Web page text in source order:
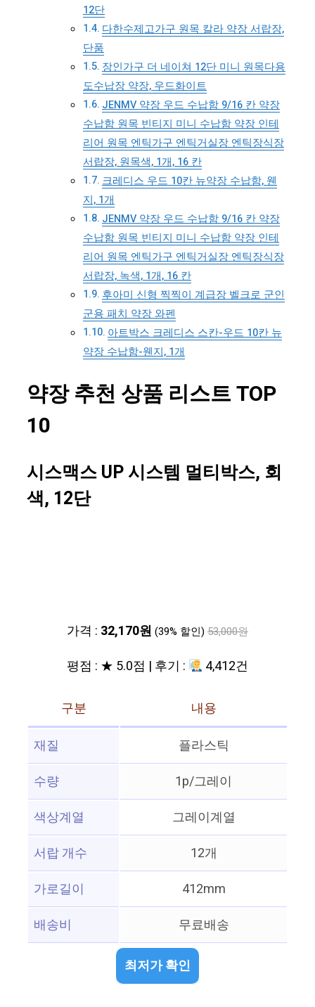
12단
다한수제고가구 원목 칼라 약장 서랍장,
단품
장인가구 더 네이쳐 12단 미니 원목다용
도수납장 약장, 우드화이트
JENMV 약장 우드 수납함 9/16 칸 약장
수납함 원목 빈티지 미니 수납함 약장 인테
리어 원목 엔틱가구 엔틱거실장 엔틱장식장
서랍장, 원목색, 1개, 16 칸
크레디스 우드 10칸 뉴약장 수납함, 웬
지, 1개
JENMV 약장 우드 수납함 9/16 칸 약장
수납함 원목 빈티지 미니 수납함 약장 인테
리어 원목 엔틱가구 엔틱거실장 엔틱장식장
서랍장, 녹색, 1개, 16 칸
후아미 신형 찍찍이 계급장 벨크로 군인
군용 패치 약장 와펜
아트박스 크레디스 스칸-우드 10칸 뉴
약장 수납함-웬지, 1개
약장 추천 상품 리스트 TOP
10
시스맥스 UP 시스템 멀티박스, 회
색, 12단
가격 : 32,170원 (39% 할인) 53,000원
평점 : ★ 5.0점 | 후기 : 4,412건
구분
내용
재질
플라스틱
수량
1p/그레이
색상계열
그레이계열
서랍 개수
12개
가로길이
412mm
배송비
무료배송
최저가 확인